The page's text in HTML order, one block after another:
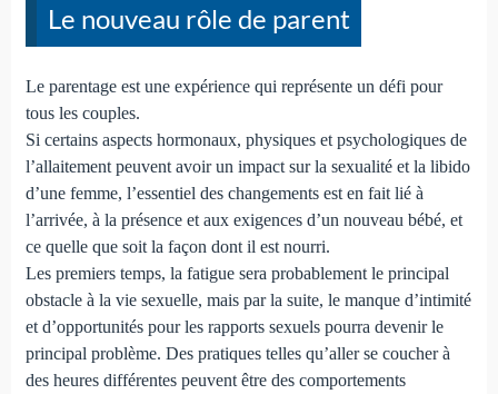
Le nouveau rôle de parent
Le parentage est une expérience qui représente un défi pour
tous les couples.
Si certains aspects hormonaux, physiques et psychologiques de
l’allaitement peuvent avoir un impact sur la sexualité et la libido
d’une femme, l’essentiel des changements est en fait lié à
l’arrivée, à la présence et aux exigences d’un nouveau bébé, et
ce quelle que soit la façon dont il est nourri.
Les premiers temps, la fatigue sera probablement le principal
obstacle à la vie sexuelle, mais par la suite, le manque d’intimité
et d’opportunités pour les rapports sexuels pourra devenir le
principal problème. Des pratiques telles qu’aller se coucher à
des heures différentes peuvent être des comportements